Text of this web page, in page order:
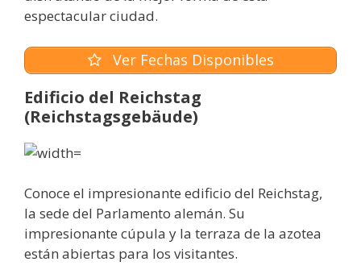
espectacular ciudad.
Ver Fechas Disponibles
Edificio del Reichstag
(Reichstagsgebäude)
Conoce el impresionante edificio del Reichstag,
la sede del Parlamento alemán. Su
impresionante cúpula y la terraza de la azotea
están abiertas para los visitantes.